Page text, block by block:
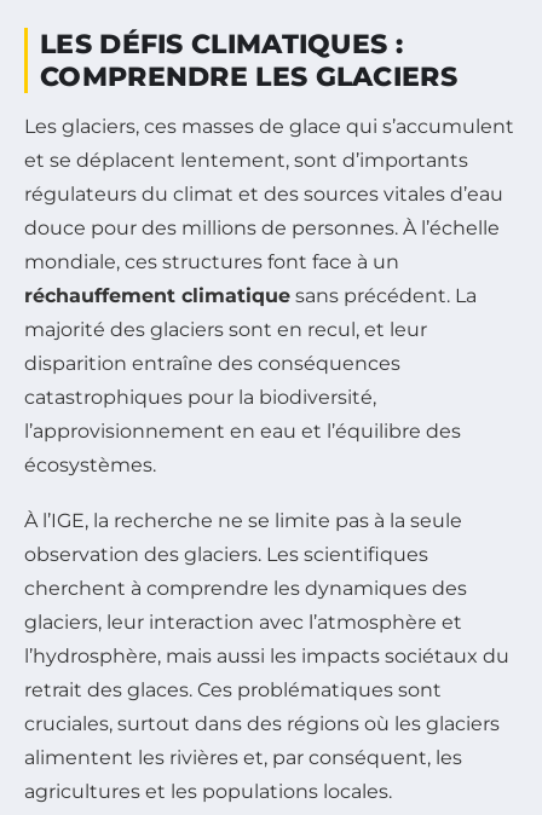
LES DÉFIS CLIMATIQUES :
COMPRENDRE LES GLACIERS
Les glaciers, ces masses de glace qui s’accumulent
et se déplacent lentement, sont d’importants
régulateurs du climat et des sources vitales d’eau
douce pour des millions de personnes. À l’échelle
mondiale, ces structures font face à un
réchauffement climatique sans précédent. La
majorité des glaciers sont en recul, et leur
disparition entraîne des conséquences
catastrophiques pour la biodiversité,
l’approvisionnement en eau et l’équilibre des
écosystèmes.
À l’IGE, la recherche ne se limite pas à la seule
observation des glaciers. Les scientifiques
cherchent à comprendre les dynamiques des
glaciers, leur interaction avec l’atmosphère et
l’hydrosphère, mais aussi les impacts sociétaux du
retrait des glaces. Ces problématiques sont
cruciales, surtout dans des régions où les glaciers
alimentent les rivières et, par conséquent, les
agricultures et les populations locales.